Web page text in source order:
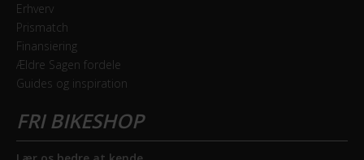
Erhverv
Prismatch
Finansiering
Ældre Sagen fordele
Guides og inspiration